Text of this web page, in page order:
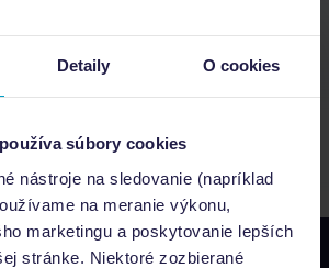
Detaily O cookies
súbory cookies
nástroje na sledovanie (napríklad
na meranie výkonu,
marketingu a poskytovanie lepších
stránke. Niektoré zozbierané